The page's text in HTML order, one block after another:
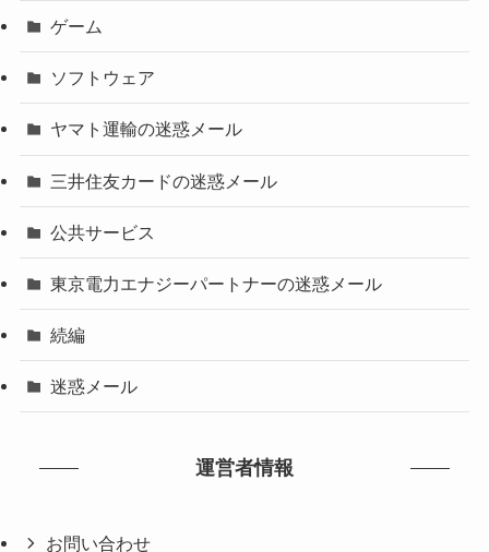
ゲーム
ソフトウェア
ヤマト運輸の迷惑メール
三井住友カードの迷惑メール
公共サービス
東京電力エナジーパートナーの迷惑メール
続編
迷惑メール
運営者情報
お問い合わせ